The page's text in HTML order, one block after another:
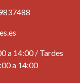
a 14:00 / Tardes
a 14:00